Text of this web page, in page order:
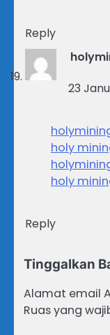
Reply
23
holy
holy
Reply
Tinggalkan
Alamat email
Ruas yang